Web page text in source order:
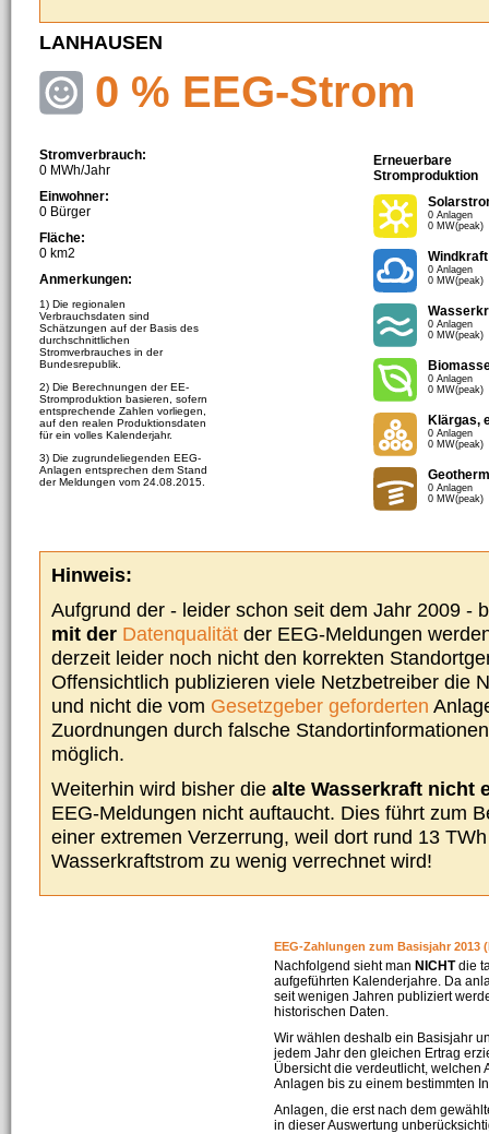
LANHAUSEN
0 % EEG-Strom
Stromverbrauch:
0 MWh/Jahr
Einwohner:
0 Bürger
Fläche:
0 km2
Anmerkungen:
1) Die regionalen
Verbrauchsdaten sind
Schätzungen auf der Basis des
durchschnittlichen
Stromverbrauches in der
Bundesrepublik.
2) Die Berechnungen der EE-
Stromproduktion basieren, sofern
entsprechende Zahlen vorliegen,
auf den realen Produktionsdaten
für ein volles Kalenderjahr.
3) Die zugrundeliegenden EEG-
Anlagen entsprechen dem Stand
der Meldungen vom 24.08.2015.
Erneuerbare
Stromproduktion
0 Anlagen
0 MW(peak)
Windkraft
0 Anlagen
0 MW(peak)
0 Anlagen
0 MW(peak)
0 Anlagen
0 MW(peak)
Klärgas,
0 Anlagen
0 MW(peak)
0 Anlagen
0 MW(peak)
Hinweis:
Aufgrund der - leider schon seit dem Jahr 2009 -
mit der Datenqualität der EEG-Meldungen
derzeit leider noch nicht den korrekten
Offensichtlich publizieren viele Netzbetreiber die
und nicht die vom Gesetzgeber geforderten
Zuordnungen durch falsche
möglich.
Weiterhin wird bisher die alte Wasserkraft nicht
EEG-Meldungen nicht auftaucht. Dies führt zum
einer extremen Verzerrung, weil dort rund 13
Wasserkraftstrom zu wenig verrechnet wird!
EEG-Zahlungen zum Basisjahr 2013
Nachfolgend sieht man NICHTdie
aufgeführten Kalenderjahre. Da
seit wenigen Jahren publiziert
historischen Daten.
Wir wählen deshalb ein Basisjahr
jedem Jahr den gleichen Ertrag
Übersicht die verdeutlicht, welchen
Anlagen bis zu einem bestimmten
Anlagen, die erst nach dem
in dieser Auswertung